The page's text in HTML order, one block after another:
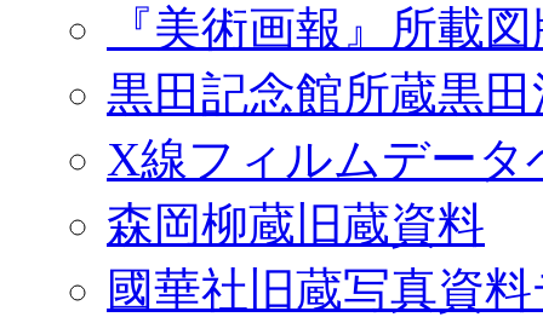
『美術画報』所載
黒田記念館所蔵黒
X線フィルムデータ
森岡柳蔵旧蔵資料
國華社旧蔵写真資